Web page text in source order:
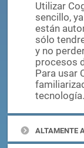
Utilizar
sencillo,
están
sólo
y no
procesos
Para usar
tecnología.
ALTAMENTE